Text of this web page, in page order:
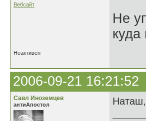
Вебсайт
Не
куда
Неактивен
2006-09-21 16:21:52
Савл Иноземцев
антиАпостол